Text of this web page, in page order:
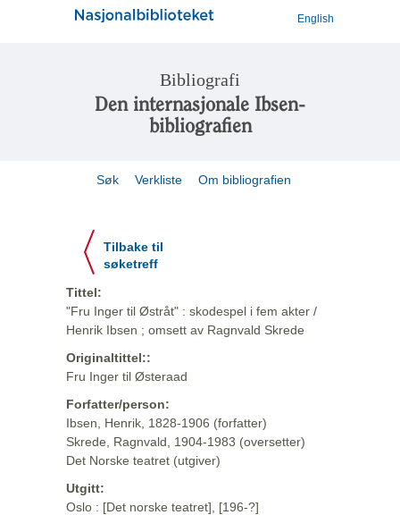
English
Bibliografi
Den internasjonale Ibsen-
bibliografien
Søk Verkliste Om bibliografien
Tilbake til
søketreff
Tittel:
"Fru Inger til Østråt" : skodespel i fem akter /
Henrik Ibsen ; omsett av Ragnvald Skrede
Originaltittel::
Fru Inger til Østeraad
Forfatter/person:
Ibsen, Henrik, 1828-1906 (forfatter)
Skrede, Ragnvald, 1904-1983 (oversetter)
Det Norske teatret (utgiver)
Utgitt:
Oslo : [Det norske teatret], [196-?]